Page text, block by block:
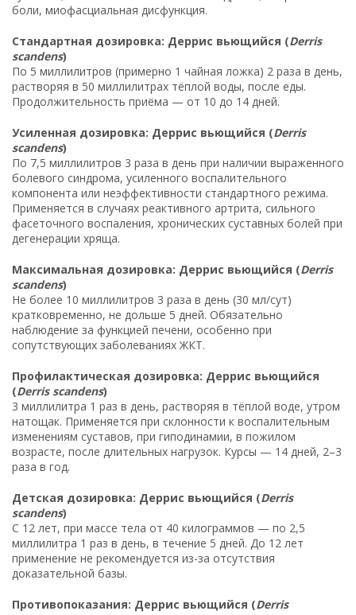
боли, миофасциальная дисфункция.
Стандартная дозировка: Деррис вьющийся (Derris
scandens)
По 5 миллилитров (примерно 1 чайная ложка) 2 раза в день,
растворяя в 50 миллилитрах тёплой воды, после еды.
Продолжительность приёма — от 10 до 14 дней.
Усиленная дозировка: Деррис вьющийся (Derris
scandens)
По 7,5 миллилитров 3 раза в день при наличии выраженного
болевого синдрома, усиленного воспалительного
компонента или неэффективности стандартного режима.
Применяется в случаях реактивного артрита, сильного
фасеточного воспаления, хронических суставных болей при
дегенерации хряща.
Максимальная дозировка: Деррис вьющийся (Derris
scandens)
Не более 10 миллилитров 3 раза в день (30 мл/сут)
кратковременно, не дольше 5 дней. Обязательно
наблюдение за функцией печени, особенно при
сопутствующих заболеваниях ЖКТ.
Профилактическая дозировка: Деррис вьющийся
(Derris scandens)
3 миллилитра 1 раз в день, растворяя в тёплой воде, утром
натощак. Применяется при склонности к воспалительным
изменениям суставов, при гиподинамии, в пожилом
возрасте, после длительных нагрузок. Курсы — 14 дней, 2–3
раза в год.
Детская дозировка: Деррис вьющийся (Derris
scandens)
С 12 лет, при массе тела от 40 килограммов — по 2,5
миллилитра 1 раз в день, в течение 5 дней. До 12 лет
применение не рекомендуется из-за отсутствия
доказательной базы.
Противопоказания: Деррис вьющийся (Derris